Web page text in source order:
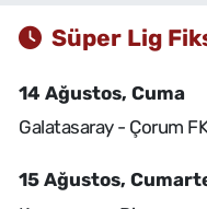
Süper Lig
14 Ağustos, Cuma
Galatasaray - Çorum FK
15 Ağustos,